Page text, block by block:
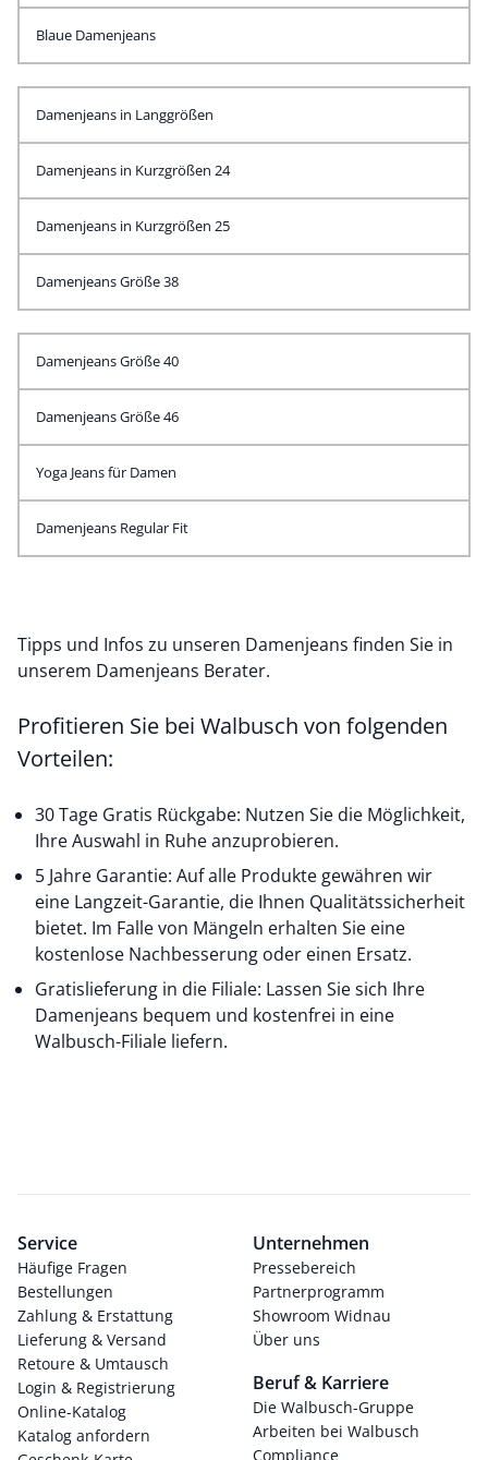
Blaue Damenjeans
Damenjeans in Langgrößen
Damenjeans in Kurzgrößen 24
Damenjeans in Kurzgrößen 25
Damenjeans Größe 38
Damenjeans Größe 40
Damenjeans Größe 46
Yoga Jeans für Damen
Damenjeans Regular Fit
Tipps und Infos zu unseren Damenjeans finden Sie in
unserem Damenjeans Berater.
Profitieren Sie bei Walbusch von folgenden
Vorteilen:
30 Tage Gratis Rückgabe: Nutzen Sie die Möglichkeit,
Ihre Auswahl in Ruhe anzuprobieren.
5 Jahre Garantie: Auf alle Produkte gewähren wir
eine Langzeit-Garantie, die Ihnen Qualitätssicherheit
bietet. Im Falle von Mängeln erhalten Sie eine
kostenlose Nachbesserung oder einen Ersatz.
Gratislieferung in die Filiale: Lassen Sie sich Ihre
Damenjeans bequem und kostenfrei in eine
Walbusch-Filiale liefern.
Service
Häufige Fragen
Bestellungen
Zahlung & Erstattung
Lieferung & Versand
Retoure & Umtausch
Login & Registrierung
Online-Katalog
Katalog anfordern
Unternehmen
Pressebereich
Partnerprogramm
Showroom Widnau
Über uns
Beruf & Karriere
Die Walbusch-Gruppe
Arbeiten bei Walbusch
Compliance